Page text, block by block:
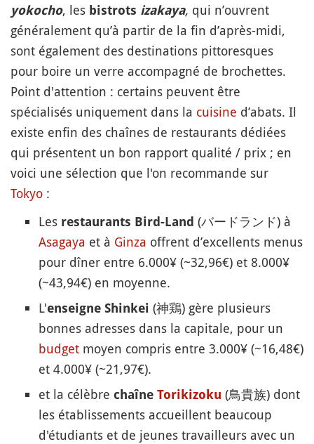
yokocho, les bistrots izakaya, qui n’ouvrent
généralement qu’à partir de la fin d’après-midi,
sont également des destinations pittoresques
pour boire un verre accompagné de brochettes.
Point d'attention : certains peuvent être
spécialisés uniquement dans la cuisine d’abats. Il
existe enfin des chaînes de restaurants dédiées
qui présentent un bon rapport qualité / prix ; en
voici une sélection que l'on recommande sur
Tokyo :
Les restaurants Bird-Land (バードランド) à
Asagaya et à Ginza offrent d’excellents menus
pour dîner entre 6.000¥ (~32,96€) et 8.000¥
(~43,94€) en moyenne.
L'enseigne Shinkei (神鶏) gère plusieurs
bonnes adresses dans la capitale, pour un
budget moyen compris entre 3.000¥ (~16,48€)
et 4.000¥ (~21,97€).
et la célèbre chaîne Torikizoku (鳥貴族) dont
les établissements accueillent beaucoup
d'étudiants et de jeunes travailleurs avec un